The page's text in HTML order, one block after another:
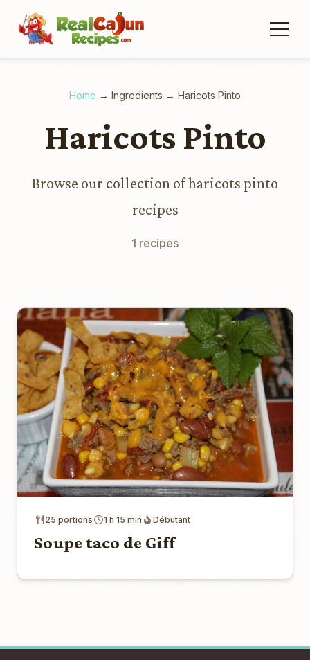
Home → Ingredients → Haricots Pinto
Haricots Pinto
Browse our collection of haricots pinto
recipes
1 recipes
25 portions 1 h 15 min Débutant
Soupe taco de Giff